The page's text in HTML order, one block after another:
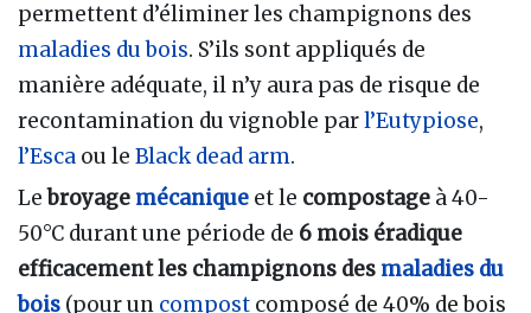
permettent d’éliminer les champignons des
maladies du bois. S’ils sont appliqués de
manière adéquate, il n’y aura pas de risque de
recontamination du vignoble parl’Eutypiose,
l’Esca ou le Black dead arm.
Lebroyage mécanique et le compostage à 40-
50°C durant une période de 6 mois éradique
efficacement les champignons des maladies du
bois (pour un compost composé de 40% de bois